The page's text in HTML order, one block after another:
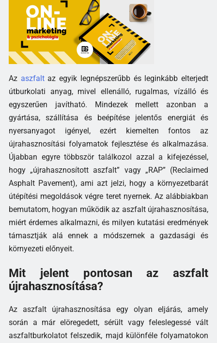
Az aszfaltaz egyik legnépszerűbb és leginkább elterjedt
útburkolati anyag, mivel ellenálló, rugalmas, vízálló és
egyszerűen javítható. Mindezek mellett azonban a
gyártása, szállítása és beépítése jelentős energiát és
nyersanyagot igényel, ezért kiemelten fontos az
újrahasznosítási folyamatok fejlesztése és alkalmazása.
Újabban egyre többször találkozol azzal a kifejezéssel,
hogy „újrahasznosított aszfalt” vagy „RAP” (Reclaimed
Asphalt Pavement), ami azt jelzi, hogy a környezetbarát
útépítési megoldások végre teret nyernek. Az alábbiakban
bemutatom, hogyan működik az aszfalt újrahasznosítása,
miért érdemes alkalmazni, és milyen kutatási eredmények
támasztják alá ennek a módszernek a gazdasági és
környezeti előnyeit.
Mit jelent pontosan az aszfalt
újrahasznosítása?
Az aszfalt újrahasznosítása egy olyan eljárás, amely
során a már elöregedett, sérült vagy feleslegessé vált
aszfaltburkolatot felszedik, majd különféle folyamatokon